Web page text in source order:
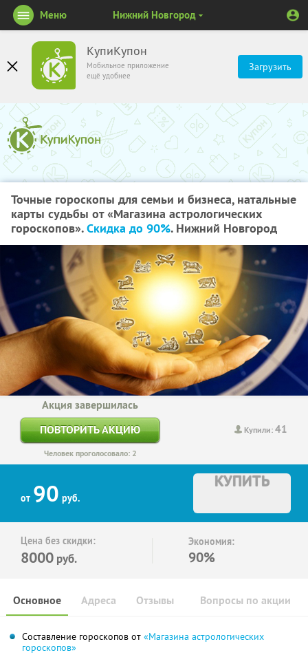
КупиКупон
Мобильное приложение
ещё удобнее
Загрузить
Меню Нижний Новгород
Точные гороскопы для семьи и бизнеса, натальные
карты судьбы от «Магазина астрологических
гороскопов».Скидка до 90%. Нижний Новгород
Купили:41
Акция завершилась
ПОВТОРИТЬ АКЦИЮ
Человек проголосовало: 2
от 90 руб.
КУПИТЬ
Цена без скидки:
8000 руб.
Экономия:
90%
Основное Отзывы Вопросы по акции
Адреса
Составление гороскопов от «Магазина астрологических
гороскопов»